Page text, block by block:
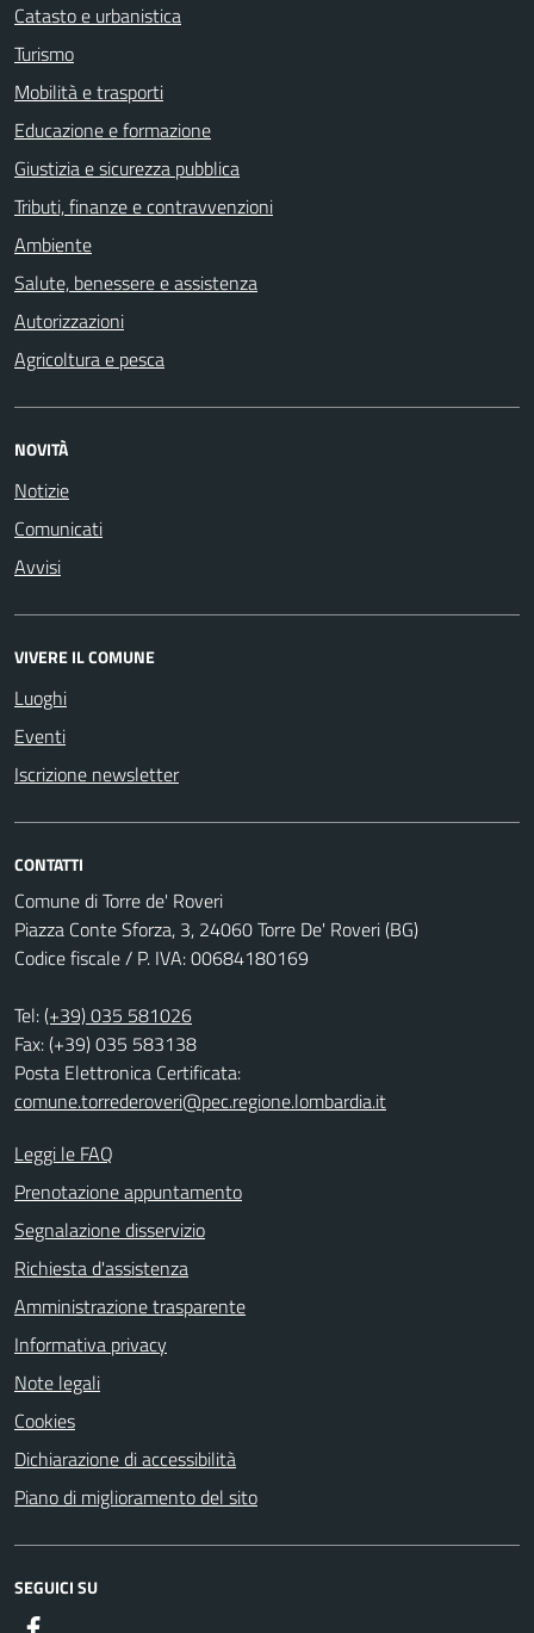
Catasto e urbanistica
Turismo
Mobilità e trasporti
Educazione e formazione
Giustizia e sicurezza pubblica
Tributi, finanze e contravvenzioni
Ambiente
Salute, benessere e assistenza
Autorizzazioni
Agricoltura e pesca
NOVITÀ
Notizie
Comunicati
Avvisi
VIVERE IL COMUNE
Luoghi
Eventi
Iscrizione newsletter
CONTATTI
Comune di Torre de' Roveri
Piazza Conte Sforza, 3, 24060 Torre De' Roveri (BG)
Codice fiscale / P. IVA: 00684180169
Tel:(+39) 035 581026
Fax: (+39) 035 583138
Posta Elettronica Certificata:
comune.torrederoveri@pec.regione.lombardia.it
Leggi le FAQ
Prenotazione appuntamento
Segnalazione disservizio
Richiesta d'assistenza
Amministrazione trasparente
Informativa privacy
Note legali
Cookies
Dichiarazione di accessibilità
Piano di miglioramento del sito
SEGUICI SU